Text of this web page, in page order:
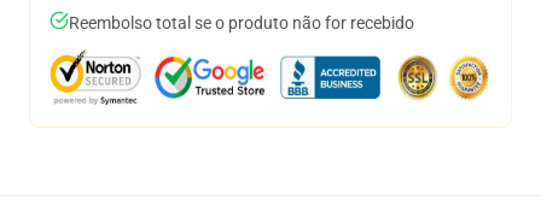
Reembolso total se o produto não for recebido